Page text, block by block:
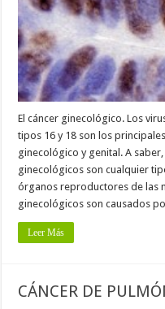
El cáncer ginecológico. Los
tipos 16 y 18 son los
ginecológico y genital. A
ginecológicos son cualquier
órganos reproductores de las
ginecológicos son causados
Leer Más
CÁNCER DE